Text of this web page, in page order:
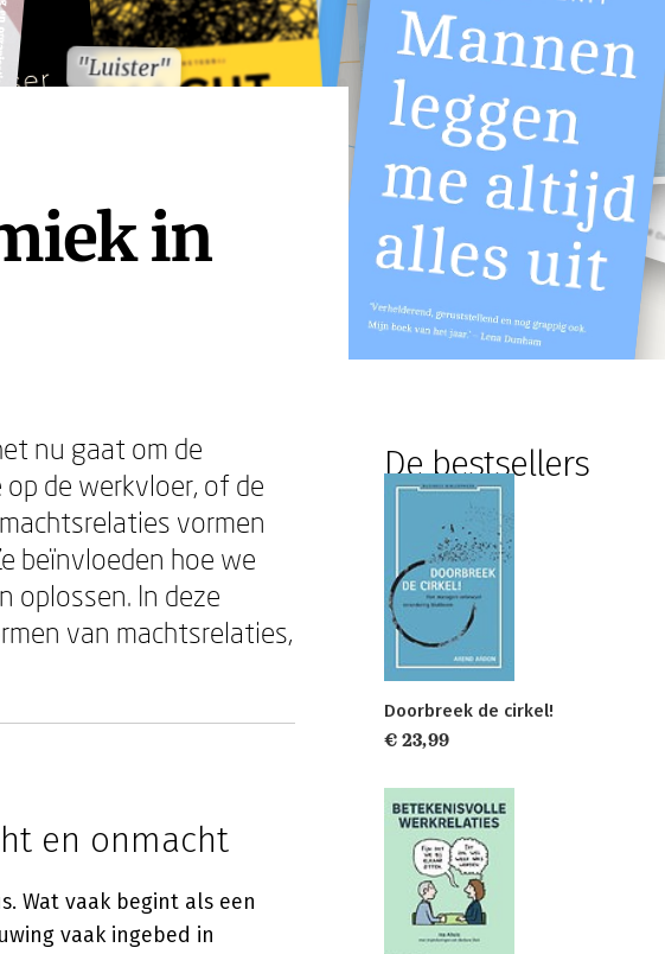
"Luister"
"Luister"
in
nu gaat om de
de werkvloer, of de
vormen
beïnvloeden hoe we
oplossen. In deze
van machtsrelaties,
en onmacht
Wat vaak begint als een
vaak ingebed in
De bestsellers
Doorbreek de cirkel!
€ 23,99